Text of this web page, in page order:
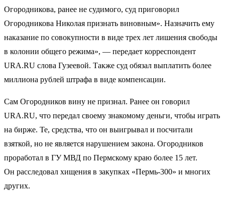
Огородникова, ранее не судимого, суд приговорил
Огородникова Николая признать виновным». Назначить ему
наказание по совокупности в виде трех лет лишения свободы
в колонии общего режима», — передает корреспондент
URA.RU слова Гузеевой. Также суд обязал выплатить более
миллиона рублей штрафа в виде компенсации.
Сам Огородников вину не признал. Ранее он говорил
URA.RU, что передал своему знакомому деньги, чтобы играть
на бирже. Те, средства, что он выигрывал и посчитали
взяткой, но не является нарушением закона. Огородников
проработал в ГУ МВД по Пермскому краю более 15 лет.
Он расследовал хищения в закупках «Пермь-300» и многих
других.